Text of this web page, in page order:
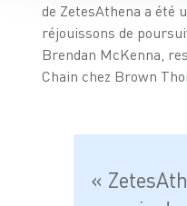
de ZetesAthena a été
réjouissons de
Brendan McKenna,
Chain chez Brown
«